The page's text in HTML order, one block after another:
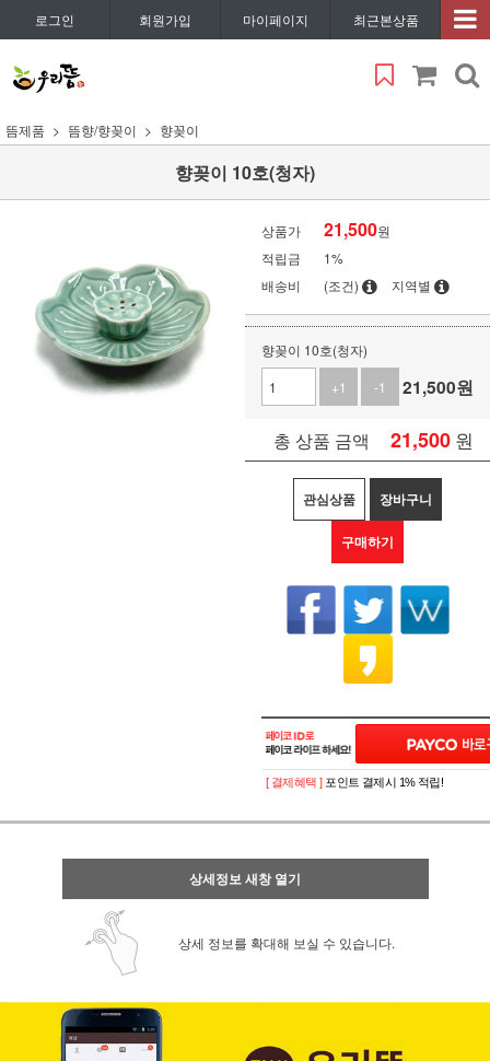
로그인 회원가입 마이페이지 최근본상품
뜸제품 뜸향/향꽂이 향꽂이
향꽂이 10호(청자)
상품가 21,500원
적립금
1%
배송비
(조건) 지역별
향꽂이 10호(청자)
+1
-1 21,500원
총 상품 금액 21,500 원
관심상품 장바구니
구매하기
[ 결제혜택 ] 포인트 결제시 1% 적립!
상세정보 새창 열기
상세 정보를 확대해 보실 수 있습니다.